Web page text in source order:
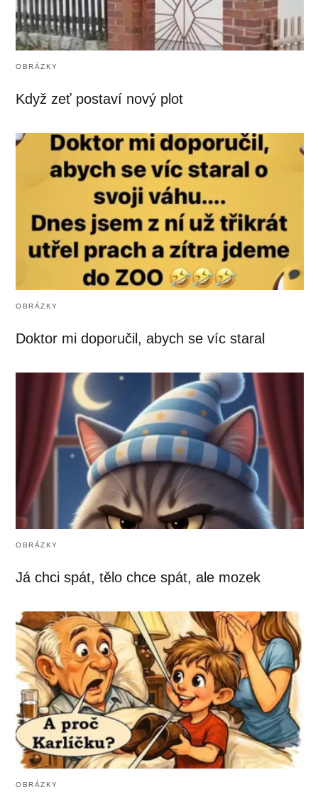
OBRÁZKY
Když zeť postaví nový plot
OBRÁZKY
Doktor mi doporučil, abych se víc staral
OBRÁZKY
Já chci spát, tělo chce spát, ale mozek
OBRÁZKY